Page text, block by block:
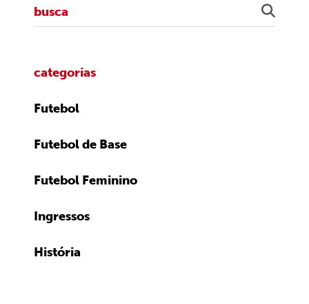
categorias
Futebol
Futebol de Base
Futebol Feminino
Ingressos
História